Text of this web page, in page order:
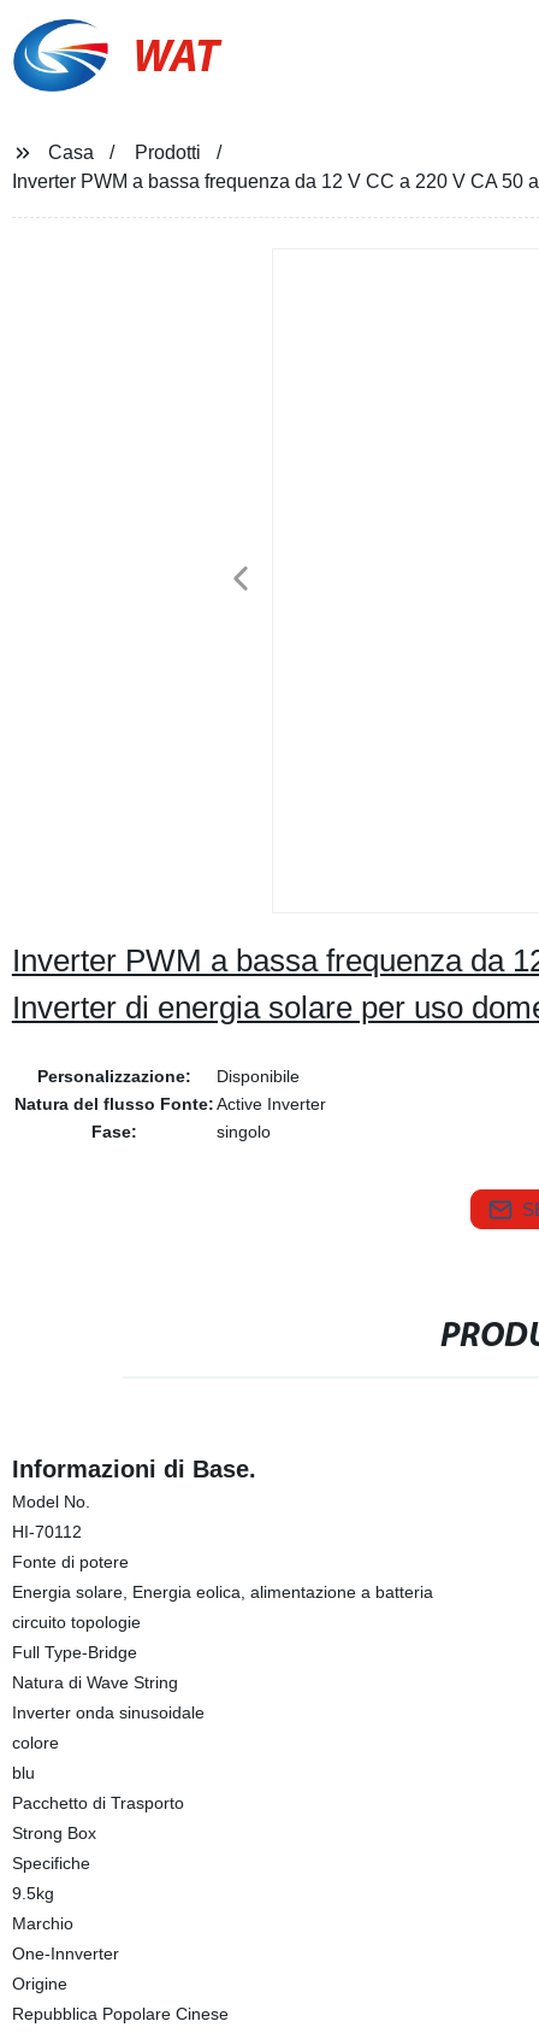
WAT
Casa
Prodotti
Inverter PWM a bassa frequenza da 12 V CC a 220 V CA
Inverter PWM a bassa frequenza da
Inverter di energia solare per uso
Personalizzazione:
Disponibile
Natura del flusso Fonte:Active Inverter
Fase:
singolo
Informazioni di Base.
Model No.
HI-70112
Fonte di potere
Energia solare, Energia eolica, alimentazione a batteria
circuito topologie
Full Type-Bridge
Natura di Wave String
Inverter onda sinusoidale
colore
blu
Pacchetto di Trasporto
Strong Box
Specifiche
9.5kg
Marchio
One-Innverter
Origine
Repubblica Popolare Cinese